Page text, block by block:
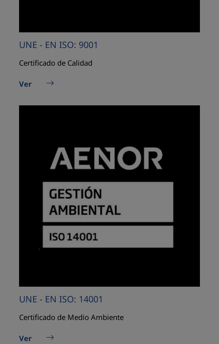
UNE - EN ISO: 9001
Certificado de Calidad
Ver
UNE - EN ISO: 14001
Certificado de Medio Ambiente
Ver